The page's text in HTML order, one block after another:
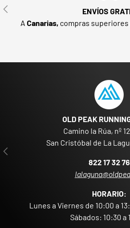
ANTERIOR
ENVÍOS
A Canarias, compras superiores
ANTERIOR
OLD PEAK
Camino la Rúa, nº
San Cristóbal de La
822 17 32 76
HORARIO:
Lunes a Viernes de 10:00 a
Sábados: 10:30 a